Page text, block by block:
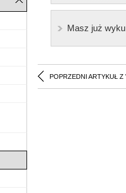
Masz już
POPRZEDNI ARTYKUŁ Z